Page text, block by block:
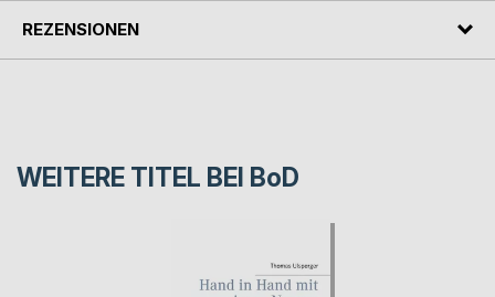
REZENSIONEN
WEITERE TITEL BEI BoD